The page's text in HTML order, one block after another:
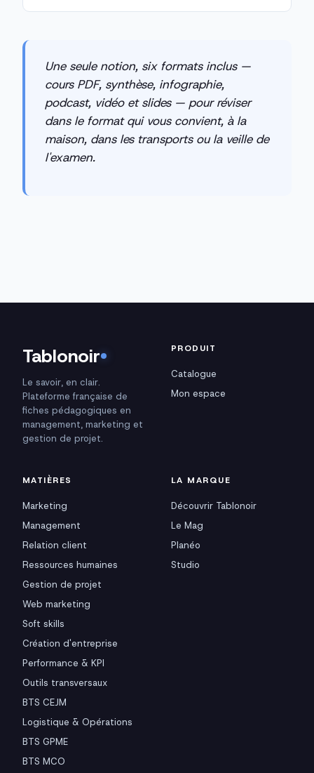
Une seule notion, six formats inclus —
cours PDF, synthèse, infographie,
podcast, vidéo et slides — pour réviser
dans le format qui vous convient, à la
maison, dans les transports ou la veille de
l'examen.
Tablonoir
Le savoir, en clair.
Plateforme française de
fiches pédagogiques en
management, marketing et
gestion de projet.
PRODUIT
Catalogue
Mon espace
MATIÈRES
Marketing
Management
Relation client
Ressources humaines
Gestion de projet
Web marketing
Soft skills
Création d'entreprise
Performance & KPI
Outils transversaux
BTS CEJM
Logistique & Opérations
BTS GPME
BTS MCO
LA MARQUE
Découvrir Tablonoir
Le Mag
Planéo
Studio